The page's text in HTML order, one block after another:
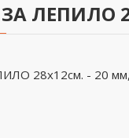
ЗА ЛЕПИЛО
28x12см. - 20 мм,